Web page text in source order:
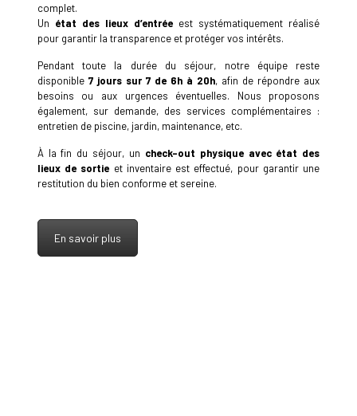
complet.
Un état des lieux d’entrée est systématiquement réalisé
pour garantir la transparence et protéger vos intérêts.
Pendant toute la durée du séjour, notre équipe reste
disponible 7 jours sur 7 de 6h à 20h, afin de répondre aux
besoins ou aux urgences éventuelles. Nous proposons
également, sur demande, des services complémentaires :
entretien de piscine, jardin, maintenance, etc.
À la fin du séjour, un check-out physique avec état des
lieux de sortie et inventaire est effectué, pour garantir une
restitution du bien conforme et sereine.
En savoir plus